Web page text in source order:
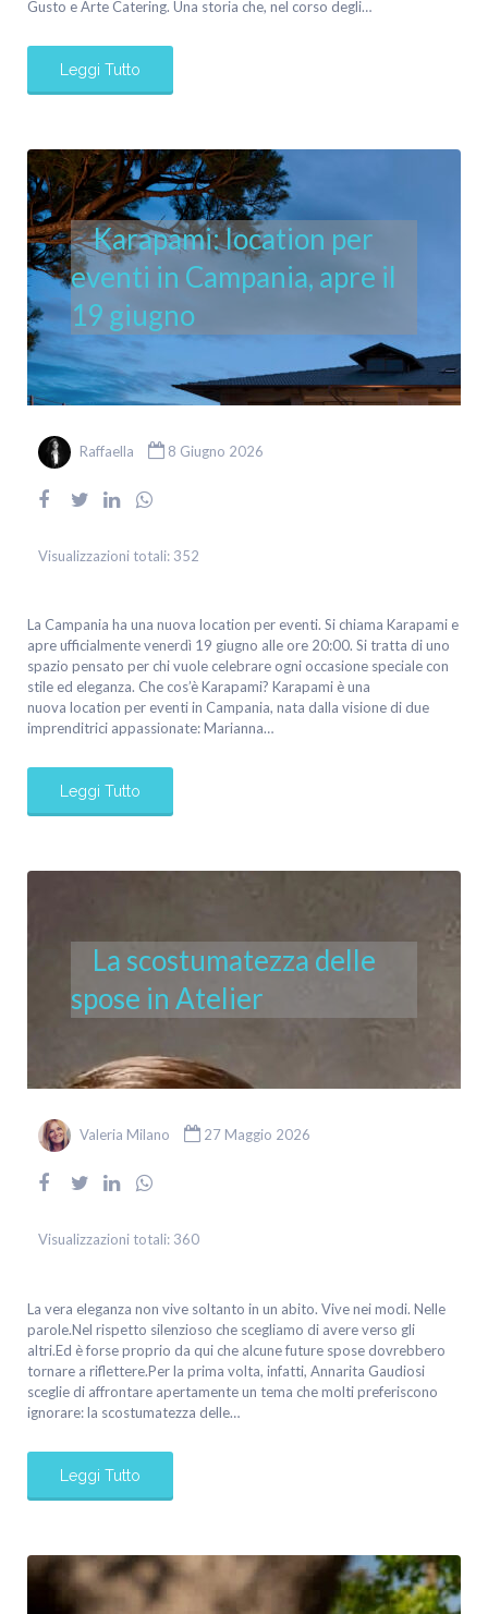
Gusto e Arte Catering. Una storia che, nel corso degli…
Leggi Tutto
Karapami: location per
eventi in Campania, apre il
19 giugno
Raffaella 8 Giugno 2026
Visualizzazioni totali: 352
La Campania ha una nuova location per eventi. Si chiama Karapami e
apre ufficialmente venerdì 19 giugno alle ore 20:00. Si tratta di uno
spazio pensato per chi vuole celebrare ogni occasione speciale con
stile ed eleganza. Che cos’è Karapami? Karapami è una
nuova location per eventi in Campania, nata dalla visione di due
imprenditrici appassionate: Marianna…
Leggi Tutto
La scostumatezza delle
spose in Atelier
Valeria Milano 27 Maggio 2026
Visualizzazioni totali: 360
La vera eleganza non vive soltanto in un abito. Vive nei modi. Nelle
parole.Nel rispetto silenzioso che scegliamo di avere verso gli
altri.Ed è forse proprio da qui che alcune future spose dovrebbero
tornare a riflettere.Per la prima volta, infatti, Annarita Gaudiosi
sceglie di affrontare apertamente un tema che molti preferiscono
ignorare: la scostumatezza delle…
Leggi Tutto